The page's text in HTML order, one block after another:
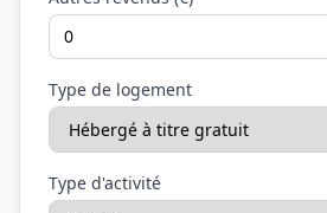
Type de logement
Type d'activité